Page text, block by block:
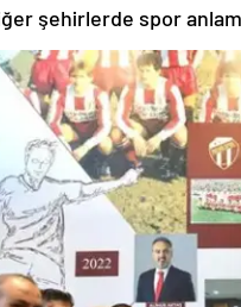
şehirlerde spor